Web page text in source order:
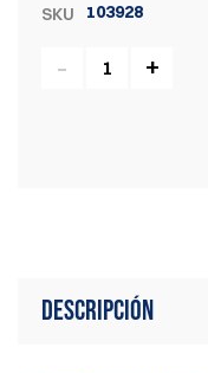
SKU 103928
Descripción